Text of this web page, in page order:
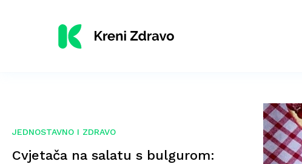
JEDNOSTAVNO I ZDRAVO
Cvjetača na salatu s bulgurom: